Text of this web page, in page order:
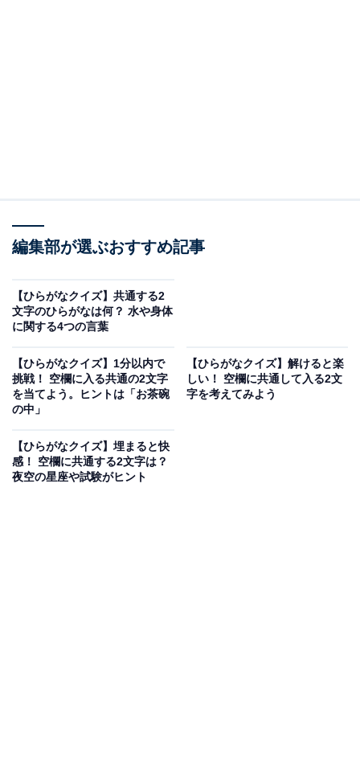
編集部が選ぶおすすめ記事
【ひらがなクイズ】共通する2
文字のひらがなは何？ 水や身体
に関する4つの言葉
【ひらがなクイズ】1分以内で
挑戦！ 空欄に入る共通の2文字
を当てよう。ヒントは「お茶碗
の中」
【ひらがなクイズ】解けると楽
しい！ 空欄に共通して入る2文
字を考えてみよう
【ひらがなクイズ】埋まると快
感！ 空欄に共通する2文字は？
夜空の星座や試験がヒント